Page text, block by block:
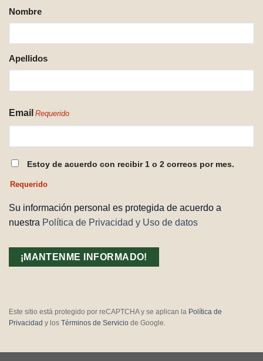
NOMBRE
REQUERIDO
Nombre
Apellidos
Email Requerido
CONSENTIMIENTO
Estoy de acuerdo con recibir 1 o 2 correos por mes.
Requerido
Su información personal es protegida de acuerdo a
nuestra Política de Privacidad y Uso de datos
Este sitio está protegido por reCAPTCHA y se aplican la Política de
Privacidad y los Términos de Servicio de Google.